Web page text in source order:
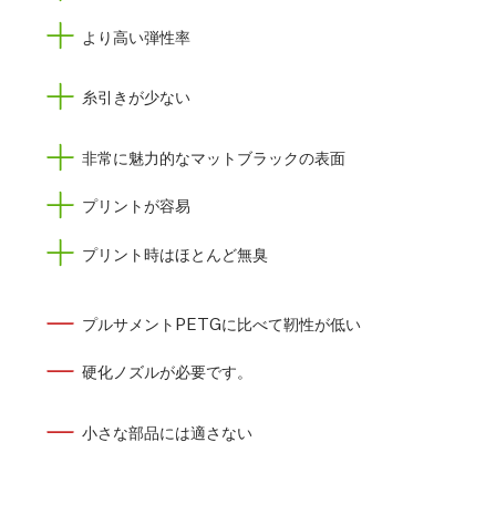
より高い弾性率
糸引きが少ない
非常に魅力的なマットブラックの表面
プリントが容易
プリント時はほとんど無臭
プルサメントPETGに比べて靭性が低い
硬化ノズルが必要です。
小さな部品には適さない